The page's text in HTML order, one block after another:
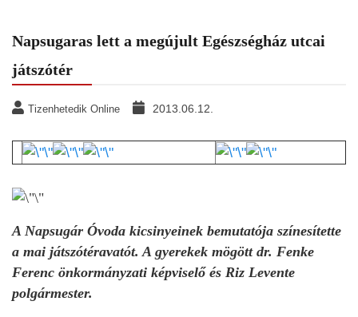
Napsugaras lett a megújult Egészségház utcai
játszótér
Tizenhetedik Online 2013.06.12.
A Napsugár Óvoda kicsinyeinek bemutatója színesítette
a mai játszótéravatót. A gyerekek mögött dr. Fenke
Ferenc önkormányzati képviselő és Riz Levente
polgármester.